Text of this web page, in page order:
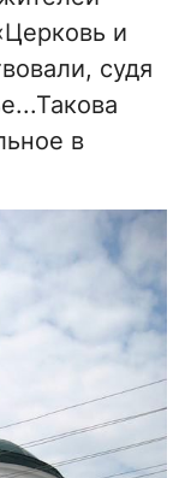
и
судя
в